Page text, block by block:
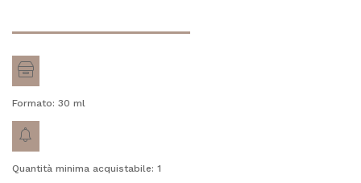
Formato: 30 ml
Quantità minima acquistabile: 1